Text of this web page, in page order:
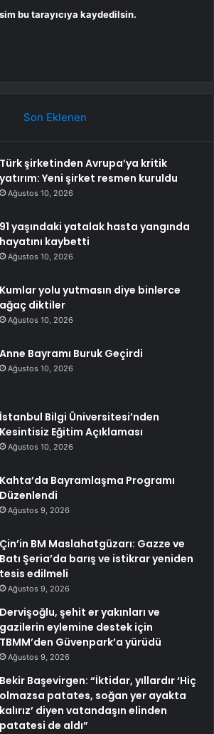
bu tarayıcıya kaydedilsin.
Son Eklenen
Türk şirketinden Avrupa’ya kritik
yatırım: Yeni şirket resmen kuruldu
Ağustos 10, 2026
91 yaşındaki yatalak hasta yangında
hayatını kaybetti
Ağustos 10, 2026
Kumlar yolu yutmasın diye binlerce
ağaç diktiler
Ağustos 10, 2026
Anne Bayramı Buruk Geçirdi
Ağustos 10, 2026
İstanbul Bilgi Üniversitesi’nden
Kesintisiz Eğitim Açıklaması
Ağustos 10, 2026
Kahta’da Bayramlaşma Programı
Düzenlendi
Ağustos 9, 2026
Çin’in BM Maslahatgüzarı: Gazze ve
Batı Şeria’da barış ve istikrar yeniden
tesis edilmeli
Ağustos 9, 2026
Dervişoğlu, şehit er yakınları ve
gazilerin eylemine destek için
TBMM’den Güvenpark’a yürüdü
Ağustos 9, 2026
Bekir Başevirgen: “İktidar, yıllardır ‘Hiç
olmazsa patates, soğan yer ayakta
kalırız’ diyen vatandaşın elinden
patatesi de aldı”